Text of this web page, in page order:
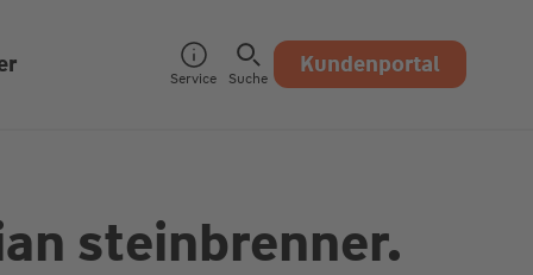
Service Suche Kundenportal
steinbrenner.